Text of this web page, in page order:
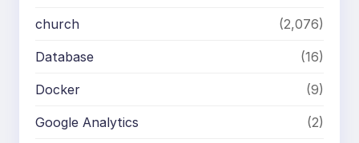
church (2,076)
Database (16)
Docker (9)
Google Analytics (2)